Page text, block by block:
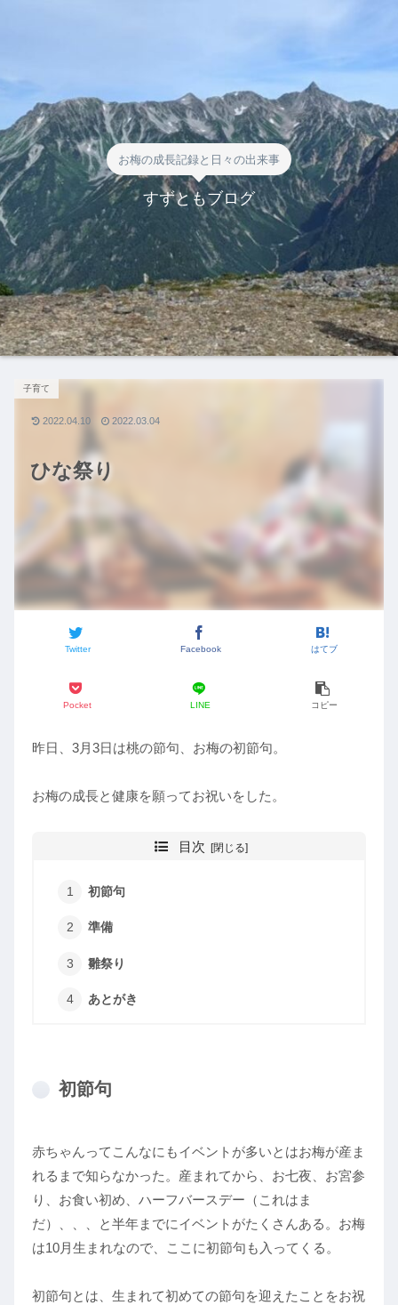
お梅の成長記録と日々の出来事
すずともブログ
ひな祭り
子育て
Twitter Facebook はてブ
Pocket LINE コピー
2022.04.10 2022.03.04
昨日、3月3日は桃の節句、お梅の初節句。
お梅の成長と健康を願ってお祝いをした。
目次
初節句
準備
雛祭り
あとがき
初節句
赤ちゃんってこんなにもイベントが多いとはお梅が産ま
れるまで知らなかった。産まれてから、お七夜、お宮参
り、お食い初め、ハーフバースデー（これはま
だ）、、、と半年までにイベントがたくさんある。お梅
は10月生まれなので、ここに初節句も入ってくる。
初節句とは、生まれて初めての節句を迎えたことをお祝